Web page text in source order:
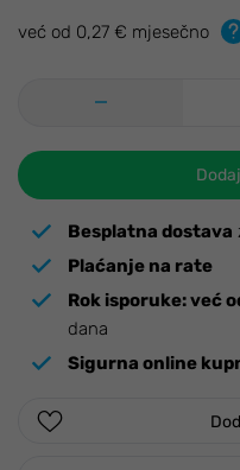
već od 0,27 € mjesečno
Besplatna dostava
Plaćanje na rate
Rok isporuke:već
dana
Sigurna online